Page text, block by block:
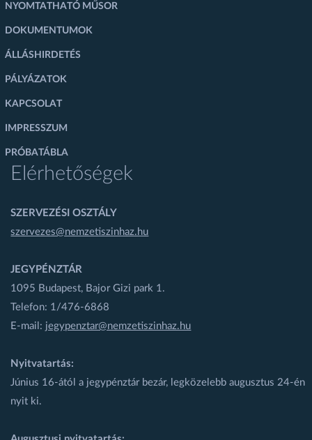
NYOMTATHATÓ MŰSOR
DOKUMENTUMOK
ÁLLÁSHIRDETÉS
PÁLYÁZATOK
KAPCSOLAT
IMPRESSZUM
PRÓBATÁBLA
Elérhetőségek
SZERVEZÉSI OSZTÁLY
szervezes@nemzetiszinhaz.hu
JEGYPÉNZTÁR
1095 Budapest, Bajor Gizi park 1.
Telefon: 1/476-6868
E-mail: jegypenztar@nemzetiszinhaz.hu
Nyitvatartás:
Június 16-ától a jegypénztár bezár, legközelebb augusztus 24-én
nyit ki.